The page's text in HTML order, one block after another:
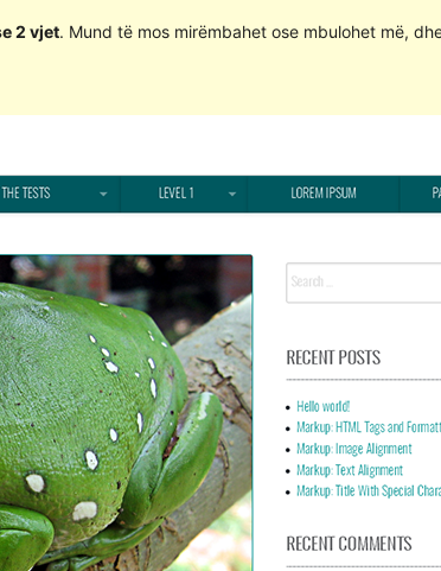
2 vjet. Mund të mos mirëmbahet ose mbulohet më,